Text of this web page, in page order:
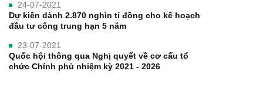
24-07-2021
Dự kiến dành 2.870 nghìn tỉ đồng cho kế hoạch
đầu tư công trung hạn 5 năm
23-07-2021
Quốc hội thông qua Nghị quyết về cơ cấu tổ
chức Chính phủ nhiệm kỳ 2021 - 2026